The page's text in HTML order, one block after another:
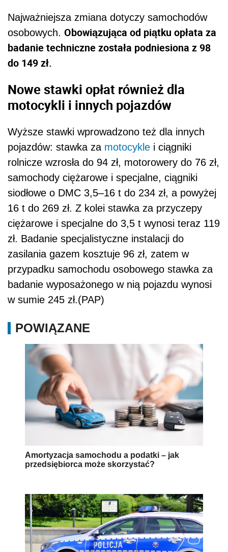
Najważniejsza zmiana dotyczy samochodów
osobowych. Obowiązująca od piątku opłata za
badanie techniczne została podniesiona z 98
do 149 zł.
Nowe stawki opłat również dla
motocykli i innych pojazdów
Wyższe stawki wprowadzono też dla innych
pojazdów: stawka za motocykle i ciągniki
rolnicze wzrosła do 94 zł, motorowery do 76 zł,
samochody ciężarowe i specjalne, ciągniki
siodłowe o DMC 3,5–16 t do 234 zł, a powyżej
16 t do 269 zł. Z kolei stawka za przyczepy
ciężarowe i specjalne do 3,5 t wynosi teraz 119
zł. Badanie specjalistyczne instalacji do
zasilania gazem kosztuje 96 zł, zatem w
przypadku samochodu osobowego stawka za
badanie wyposażonego w nią pojazdu wynosi
w sumie 245 zł.(PAP)
POWIĄZANE
Amortyzacja samochodu a podatki – jak
przedsiębiorca może skorzystać?